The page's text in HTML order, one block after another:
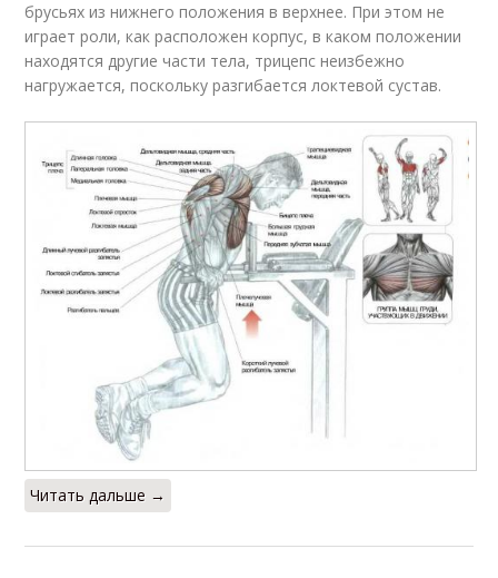
брусьях из нижнего положения в верхнее. При этом не
играет роли, как расположен корпус, в каком положении
находятся другие части тела, трицепс неизбежно
нагружается, поскольку разгибается локтевой сустав.
Читать дальше →